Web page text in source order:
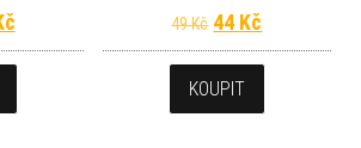
cena byla: 39 Kč.
Aktuální cena je: 35 Kč.
49Kč Původní cena
44 Kč
KOUPIT